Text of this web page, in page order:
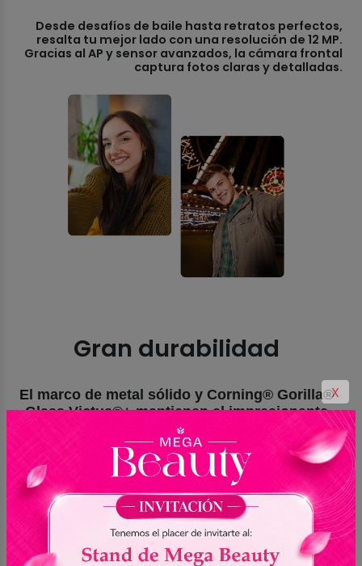
Desde desafíos de baile hasta retratos perfectos,
resalta tu mejor lado con una resolución de 12 MP.
Gracias al AP y sensor avanzados, la cámara frontal
captura fotos claras y detalladas.
Gran durabilidad
El marco de metal sólido y Corning® Gorilla®
Glass Victus®+ mantienen el impresionante
diseño de Galaxy A36 5G. Además, con la
protección IP67, la nueva serie Galaxy A está a
salvo de la suciedad y las salpicaduras.
X